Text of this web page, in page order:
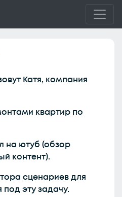
Катя, компания
квартир по
на ютуб (обзор
контент).
сценариев для
эту задачу.